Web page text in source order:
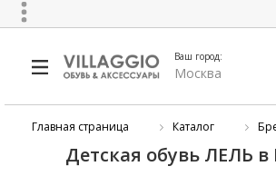
Ваш город:
Москва
Главная страница Каталог
Детская обувь ЛЕЛЬ в